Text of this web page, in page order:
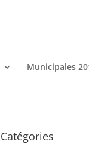
Municipales
Catégories